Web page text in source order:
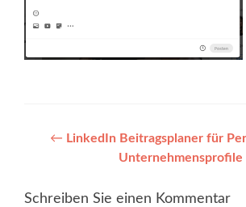
Post
navigation
← LinkedIn Beitragsplaner für
Unternehmensprofile
Schreiben Sie einen Kommentar